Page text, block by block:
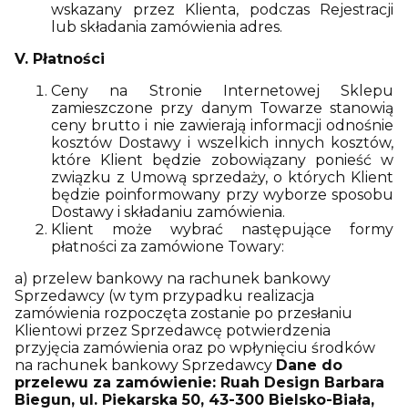
wskazany przez Klienta, podczas Rejestracji
lub składania zamówienia adres.
V. Płatności
Ceny na Stronie Internetowej Sklepu
zamieszczone przy danym Towarze stanowią
ceny brutto i nie zawierają informacji odnośnie
kosztów Dostawy i wszelkich innych kosztów,
które Klient będzie zobowiązany ponieść w
związku z Umową sprzedaży, o których Klient
będzie poinformowany przy wyborze sposobu
Dostawy i składaniu zamówienia.
Klient może wybrać następujące formy
płatności za zamówione Towary:
a) przelew bankowy na rachunek bankowy
Sprzedawcy (w tym przypadku realizacja
zamówienia rozpoczęta zostanie po przesłaniu
Klientowi przez Sprzedawcę potwierdzenia
przyjęcia zamówienia oraz po wpłynięciu środków
na rachunek bankowy Sprzedawcy Dane do
przelewu za zamówienie: Ruah Design Barbara
Biegun, ul. Piekarska 50, 43-300 Bielsko-Biała,